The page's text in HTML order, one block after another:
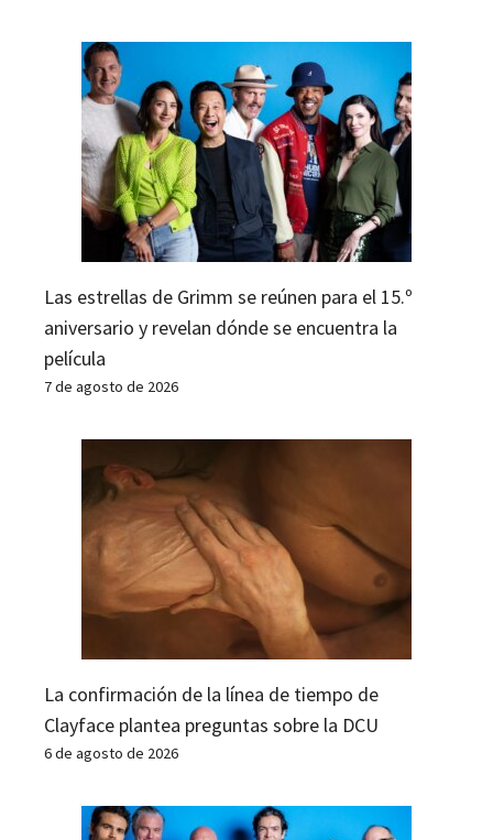
Las estrellas de Grimm se reúnen para el 15.º
aniversario y revelan dónde se encuentra la
película
7 de agosto de 2026
La confirmación de la línea de tiempo de
Clayface plantea preguntas sobre la DCU
6 de agosto de 2026